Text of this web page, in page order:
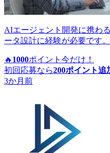
AIエージェント開発に携わ
ータ設計に経験が必要です。
🔥 1000ポイント 今だけ！
初回応募なら200ポイント追
3か月前